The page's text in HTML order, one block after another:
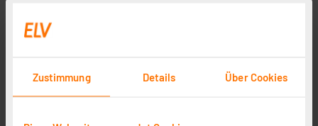
Zustimmung Details Über Cookies
Heizungsventiladapter für Markaryd M28 x 1,5 (Messing)